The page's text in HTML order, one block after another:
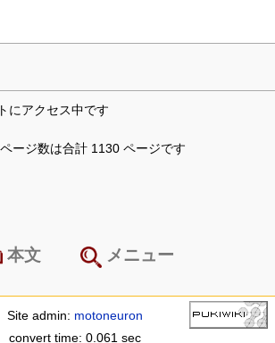
にアクセス中です
ージ数は合計 1130 ページです
本文 メニュー
Site admin: motoneuron
convert time: 0.061 sec